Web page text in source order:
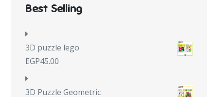
Best Selling
3D puzzle lego
EGP45.00
3D Puzzle Geometric